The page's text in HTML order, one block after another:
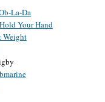
La-Da
Your Hand
Weight